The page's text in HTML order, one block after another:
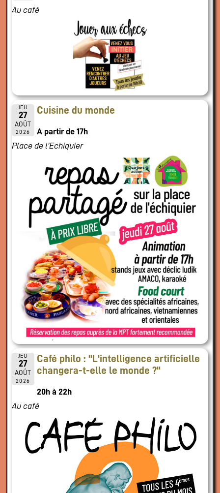
Au café
JEU
27
AOÛT
2026
Cuisine du monde
A partir de 17h
Place de l'Echiquier
JEU
27
AOÛT
2026
Café philo : "L'intelligence artificielle
changera-t-elle le monde ?"
20h à 22h
Au café